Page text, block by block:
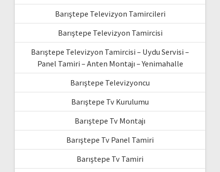
Barıştepe Televizyon Tamircileri
Barıştepe Televizyon Tamircisi
Barıştepe Televizyon Tamircisi – Uydu Servisi –
Panel Tamiri – Anten Montajı – Yenimahalle
Barıştepe Televizyoncu
Barıştepe Tv Kurulumu
Barıştepe Tv Montajı
Barıştepe Tv Panel Tamiri
Barıştepe Tv Tamiri